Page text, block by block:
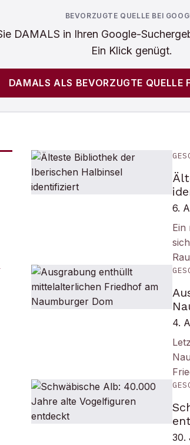
BEVORZUGTE QUELLE BEI
DAMALS in Ihren Google-
Ein Klick genügt.
DAMALS ALS BEVORZUGTE QUELLE
6.
Ein
4.
30.